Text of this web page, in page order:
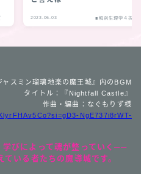
2023.06.03 ■解剖生理学４択ク
ャスミン瑠璃地楽の魔王城』内のBGM
タイトル：『Nightfall Castle』
作曲・編曲：なぐもりず様
NgE737i8rWT-
びによって魂が整っていく──
いる者たちの魔導城です。